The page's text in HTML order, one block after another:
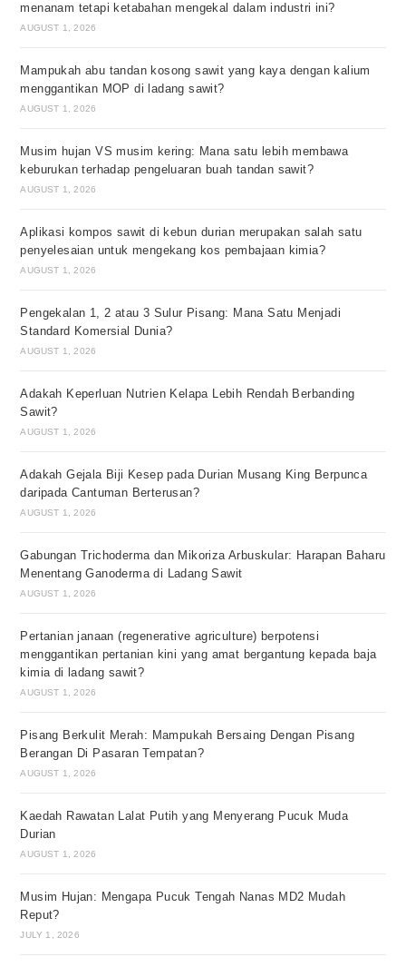
menanam tetapi ketabahan mengekal dalam industri ini?
AUGUST 1, 2026
Mampukah abu tandan kosong sawit yang kaya dengan kalium
menggantikan MOP di ladang sawit?
AUGUST 1, 2026
Musim hujan VS musim kering: Mana satu lebih membawa
keburukan terhadap pengeluaran buah tandan sawit?
AUGUST 1, 2026
Aplikasi kompos sawit di kebun durian merupakan salah satu
penyelesaian untuk mengekang kos pembajaan kimia?
AUGUST 1, 2026
Pengekalan 1, 2 atau 3 Sulur Pisang: Mana Satu Menjadi
Standard Komersial Dunia?
AUGUST 1, 2026
Adakah Keperluan Nutrien Kelapa Lebih Rendah Berbanding
Sawit?
AUGUST 1, 2026
Adakah Gejala Biji Kesep pada Durian Musang King Berpunca
daripada Cantuman Berterusan?
AUGUST 1, 2026
Gabungan Trichoderma dan Mikoriza Arbuskular: Harapan Baharu
Menentang Ganoderma di Ladang Sawit
AUGUST 1, 2026
Pertanian janaan (regenerative agriculture) berpotensi
menggantikan pertanian kini yang amat bergantung kepada baja
kimia di ladang sawit?
AUGUST 1, 2026
Pisang Berkulit Merah: Mampukah Bersaing Dengan Pisang
Berangan Di Pasaran Tempatan?
AUGUST 1, 2026
Kaedah Rawatan Lalat Putih yang Menyerang Pucuk Muda
Durian
AUGUST 1, 2026
Musim Hujan: Mengapa Pucuk Tengah Nanas MD2 Mudah
Reput?
JULY 1, 2026